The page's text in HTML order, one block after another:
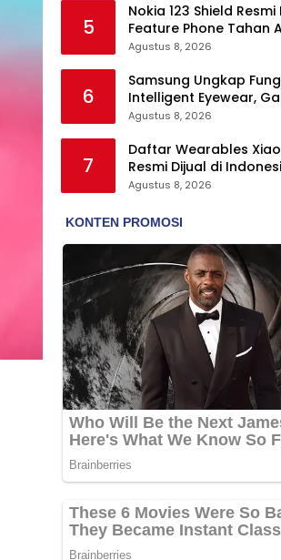
5
Nokia 123 Shield
Feature Phone Tahan
Debu
Agustus 8, 2026
6
Samsung Ungkap
Intelligent Eyewear,
Bisa Diakses Tanpa
Agustus 8, 2026
7
Daftar Wearables
Resmi Dijual di
Agustus 8, 2026